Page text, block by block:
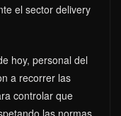
el sector delivery
hoy, personal del
a recorrer las
controlar que
las normas